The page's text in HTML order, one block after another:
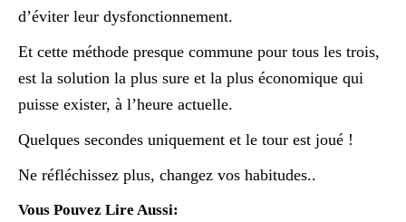
d’éviter leur dysfonctionnement.
Et cette méthode presque commune pour tous les trois,
est la solution la plus sure et la plus économique qui
puisse exister, à l’heure actuelle.
Quelques secondes uniquement et le tour est joué !
Ne réfléchissez plus, changez vos habitudes..
Vous Pouvez Lire Aussi: